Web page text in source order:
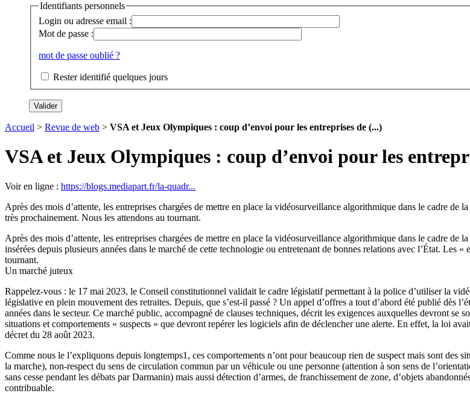
Identifiants personnels
Login ou adresse email :
Mot de passe :
mot de passe oublié ?
Rester identifié quelques jours
Accueil > Revue de web > VSA et Jeux Olympiques : coup d’envoi pour les entreprises de (...)
VSA et Jeux Olympiques : coup d’envoi pour les
Voir en ligne : https://blogs.mediapart.fr/la-quadr...
Après des mois d’attente, les entreprises chargées de mettre en place la vidéosurveillance algorithmique dans le cadre
très prochainement. Nous les attendons au tournant.
Après des mois d’attente, les entreprises chargées de mettre en place la vidéosurveillance algorithmique dans le cadre de
insérées depuis plusieurs années dans le marché de cette technologie ou entretenant de bonnes relations avec l’État. Les
tournant.
Un marché juteux
Rappelez-vous : le 17 mai 2023, le Conseil constitutionnel validait le cadre législatif permettant à la police d’utiliser la
législative en plein mouvement des retraites. Depuis, que s’est-il passé ? Un appel d’offres a tout d’abord été publié dès
années dans le secteur. Ce marché public, accompagné de clauses techniques, décrit les exigences auxquelles devront se
situations et comportements « suspects » que devront repérer les logiciels afin de déclencher une alerte. En effet, la loi
décret du 28 août 2023.
Comme nous le l’expliquons depuis longtemps1, ces comportements n’ont pour beaucoup rien de suspect mais sont des
la marche), non-respect du sens de circulation commun par un véhicule ou une personne (attention à son sens de
sans cesse pendant les débats par Darmanin) mais aussi détection d’armes, de franchissement de zone, d’objets
contribuable.